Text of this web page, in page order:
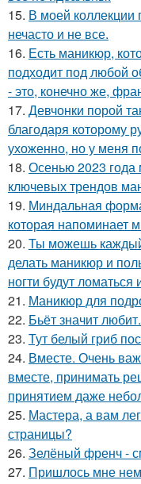
15. В моей коллекции
нечасто и не все.
16. Есть маникюр,
подходит под любой
- это, конечно же,
17. Девчонки порой
благодаря которому
ухоженно, но у меня
18. Осенью 2023 года
ключевых трендов
19. Миндальная
которая напоминает
20. Ты можешь
делать маникюр и
ногти будут ломаться
21. Маникюр для
22. Бьёт значит любит.
23. Тут белый гриб
24. Вместе. Очень
вместе, принимать
принятием даже
25. Мастера, а вам
страницы?
26. Зелёный френч -
27. Пришлось мне